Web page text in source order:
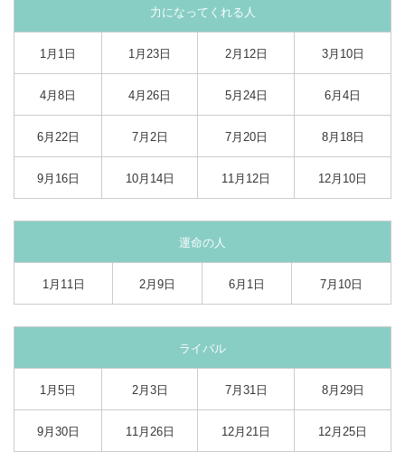
力になってくれる人
1月1日 1月23日 2月12日 3月10日
4月8日 4月26日 5月24日 6月4日
6月22日 7月2日 7月20日 8月18日
9月16日 10月14日 11月12日 12月10日
運命の人
1月11日 2月9日 6月1日 7月10日
ライバル
1月5日 2月3日 7月31日 8月29日
9月30日 11月26日 12月21日 12月25日